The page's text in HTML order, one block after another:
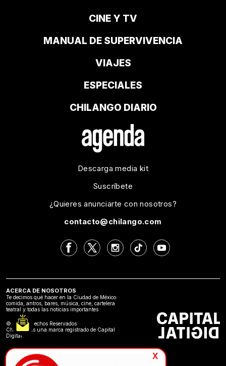
CINE Y TV
MANUAL DE SUPERVIVENCIA
VIAJES
ESPECIALES
CHILANGO DIARIO
Descarga media kit
Suscríbete
¿Quieres anunciarte con nosotros?
contacto@chilango.com
ACERCA DE NOSOTROS
Te decimos qué hacer en la Ciudad de México:
comida, antros, bares, música, cine, cartelera
teatral y todas las noticias importantes
©2024 Derechos Reservados
Chilango es una marca registrado de Capital
Digital.
x